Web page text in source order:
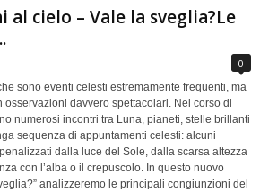
al cielo – Vale la sveglia?Le
0
sono eventi celesti estremamente frequenti, ma
davvero spettacolari. Nel corso di
numerosi incontri tra Luna, pianeti, stelle brillanti
sequenza di appuntamenti celesti: alcuni
dalla luce del Sole, dalla scarsa altezza
con l’alba o il crepuscolo. In questo nuovo
analizzeremo le principali congiunzioni del